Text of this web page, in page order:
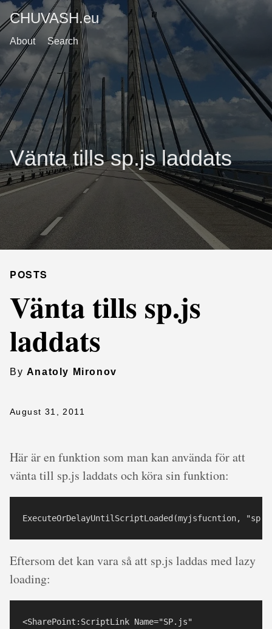
CHUVASH.eu
About Search
Vänta tills sp.js laddats
POSTS
Vänta tills sp.js
laddats
By Anatoly Mironov
August 31, 2011
Här är en funktion som man kan använda för att
vänta till sp.js laddats och köra sin funktion:
Eftersom det kan vara så att sp.js laddas med lazy
loading:
<SharePoint:ScriptLink Name="SP.js"